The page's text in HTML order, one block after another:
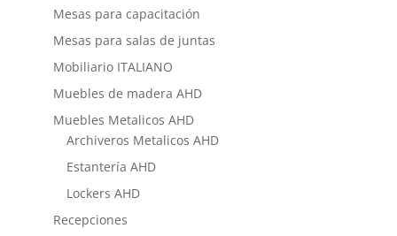
Mesas para capacitación
Mesas para salas de juntas
Mobiliario ITALIANO
Muebles de madera AHD
Muebles Metalicos AHD
Archiveros Metalicos AHD
Estantería AHD
Lockers AHD
Recepciones